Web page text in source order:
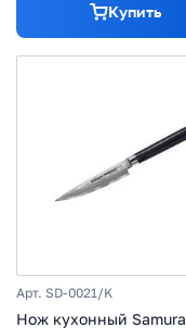
Купить
Арт. SD-0021/K
Нож кухонный Samura